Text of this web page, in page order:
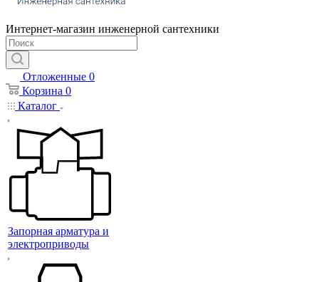
Интернет-магазин инженерной сантехники
Отложенные 0
Корзина 0
Каталог
Запорная арматура и
электроприводы